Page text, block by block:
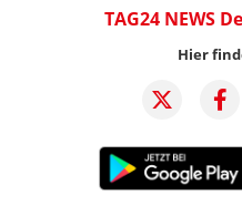
TAG24 NEWS
Hier